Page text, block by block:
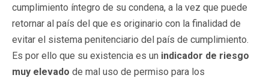
cumplimiento íntegro de su condena, a la vez que puede
retornar al país del que es originario con la finalidad de
evitar el sistema penitenciario del país de cumplimiento.
Es por ello que su existencia es un indicador de riesgo
muy elevado de mal uso de permiso para los